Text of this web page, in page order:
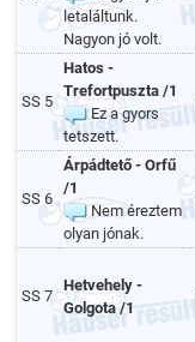
letaláltunk.
Nagyon jó volt.
SS 5
Hatos -
Trefortpuszta /1
Ez a gyors
tetszett.
SS 6
Árpádtető - Orfű
/1
Nem éreztem
olyan jónak.
SS 7
Hetvehely -
Golgota /1